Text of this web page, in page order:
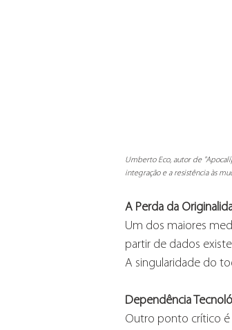
Umberto Eco, autor de
integração e a resistência às
A Perda da
Um dos maiores
partir de dados
A singularidade do
Dependência
Outro ponto crítico é